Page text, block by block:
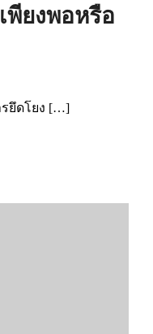
พียงพอหรือ
ยึดโยง […]